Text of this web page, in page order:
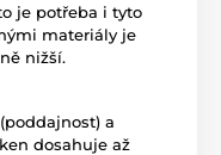
je potřeba i tyto
materiály je
nižší.
a
dosahuje až